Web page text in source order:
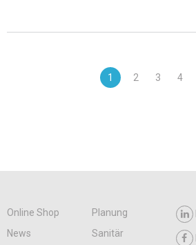
1 2 3 4
Online Shop
Planung
News
Sanitär